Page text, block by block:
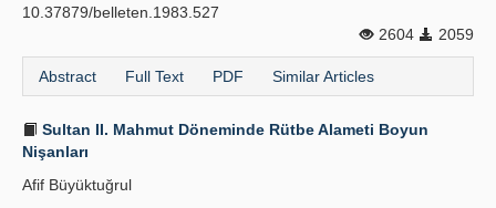
10.37879/belleten.1983.527
2604
2059
Abstract Full Text PDF Similar Articles
Sultan II. Mahmut Döneminde Rütbe Alameti Boyun
Nişanları
Afif Büyüktuğrul